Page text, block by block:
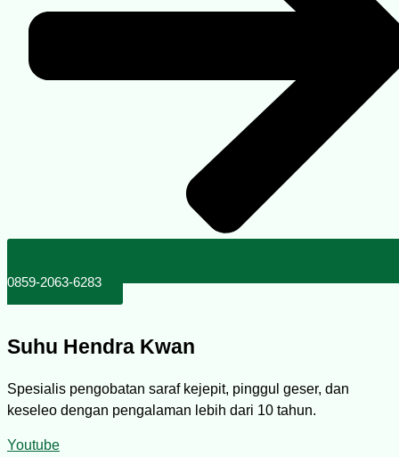
0859-2063-6283
Suhu Hendra Kwan
Spesialis pengobatan saraf kejepit, pinggul geser, dan
keseleo dengan pengalaman lebih dari 10 tahun.
Youtube